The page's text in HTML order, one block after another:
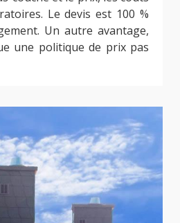
Le devis est 100 %
Un autre avantage,
une politique de prix pas